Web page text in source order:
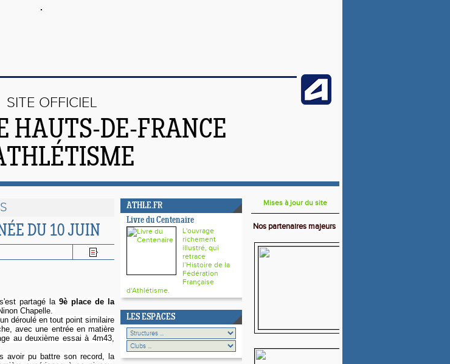
SITE OFFICIEL
HAUTS-DE-FRANCE
DU 10 JUIN
s'est partagé la 9è place de la
Chapelle.
déroulé en tout point similaire
avec une entrée en matière
au deuxième essai à 4m43,
avoir pu battre son record, la
ATHLE.FR
Livre du Centenaire
L'ouvrage
richement
illustré, qui
retrace
l’Histoire de la
Fédération
Française
d'Athlétisme.
LES ESPACES
Mises à jour du site
Nos partenaires majeurs